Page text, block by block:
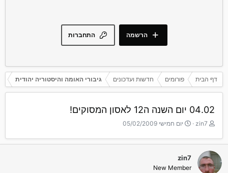
התחברות הרשמה
דף הבית פורומים חדשות ועדכונים גיבורי האומה והיסטוריה יהודית
04.02 יום השנה ה12 לאסון המסוקים!
T
r
e
a
d
zin7
ת
ר
ך
ה
יום חמישי 05/02/2009
zin7
New Member